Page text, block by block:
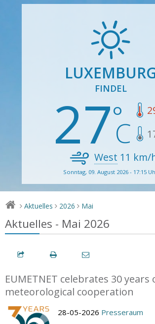
FINDEL
27
West 11 km/
Sonntag, 09. August 2026 - 17:15
> Aktuelles > 2026 > Mai
Aktuelles - Mai 2026
EUMETNET celebrates 30
meteorological cooperation
28-05-2026 Presseraum